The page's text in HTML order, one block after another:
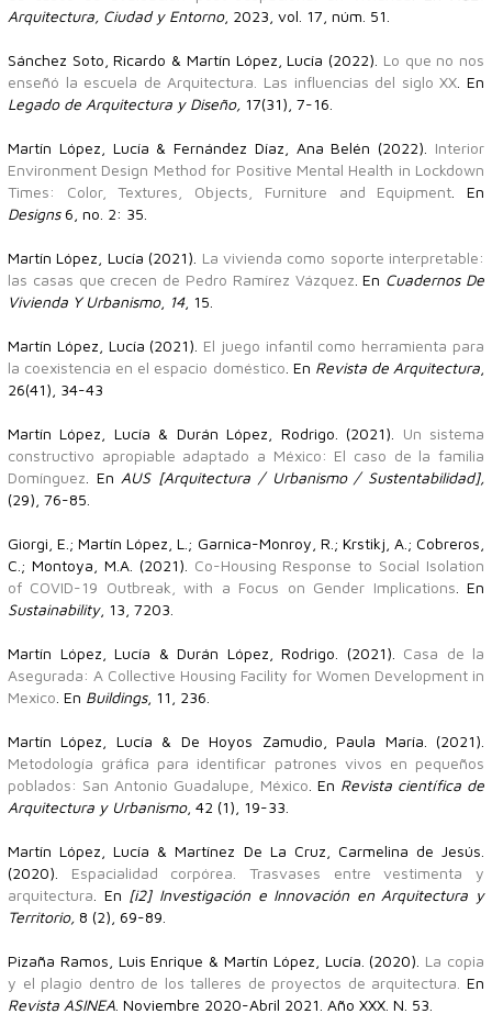
Arquitectura, Ciudad y Entorno, 2023, vol. 17, núm. 51.
Sánchez Soto, Ricardo & Martín López, Lucía (2022). Lo que no nos
enseñó la escuela de Arquitectura. Las influencias del siglo XX . En
Legado de Arquitectura y Diseño, 17(31), 7-16.
Martín López, Lucía & Fernández Díaz, Ana Belén (2022).
Interior
Environment Design Method for Positive Mental Health in Lockdown
Times: Color, Textures, Objects, Furniture and Equipment . En
Designs6, no. 2: 35.
Martín López, Lucía (2021). La vivienda como soporte interpretable:
las casas que crecen de Pedro Ramírez Vázquez . En Cuadernos De
Vivienda Y Urbanismo, 14, 15.
Martín López, Lucía (2021). El juego infantil como herramienta para
la coexistencia en el espacio doméstico . En Revista de Arquitectura
26(41), 34-43
Martín López, Lucía & Durán López, Rodrigo. (2021). Un sistema
constructivo apropiable adaptado a México: El caso de la familia
Domínguez . En AUS [Arquitectura / Urbanismo / Sustentabilidad],
(29), 76-85.
Giorgi, E.; Martín López, L.; Garnica-Monroy, R.; Krstikj, A.; Cobreros,
C.; Montoya, M.A. (2021). Co-Housing Response to Social Isolation
of COVID-19 Outbreak, with a Focus on Gender Implications . En
Sustainability, 13, 7203.
Martín López, Lucía & Durán López, Rodrigo. (2021). Casa de la
Asegurada: A Collective Housing Facility for Women Development in
Mexico . En Buildings, 11, 236.
Martín López, Lucía & De Hoyos Zamudio, Paula María. (2021).
Metodología gráfica para identificar patrones vivos en pequeños
poblados: San Antonio Guadalupe, México . En Revista científica de
Arquitectura y Urbanismo, 42 (1), 19-33.
Martín López, Lucía & Martínez De La Cruz, Carmelina de Jesús.
(2020). Espacialidad corpórea. Trasvases entre vestimenta y
arquitectura . En [i2] Investigación e Innovación en Arquitectura y
Territorio, 8 (2), 69-89.
Pizaña Ramos, Luis Enrique & Martín López, Lucía. (2020). La copia
y el plagio dentro de los talleres de proyectos de arquitectura. En
Revista ASINEA . Noviembre 2020-Abril 2021. Año XXX. N. 53.